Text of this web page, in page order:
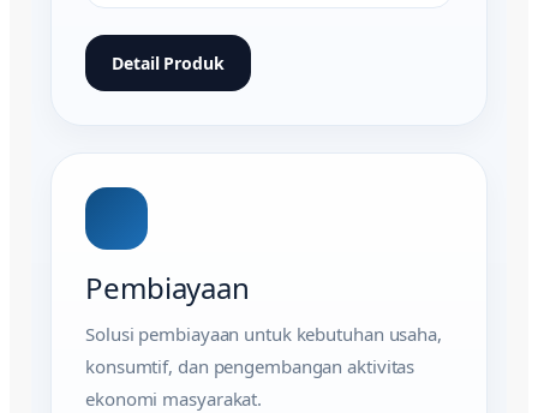
Detail Produk
Pembiayaan
Solusi pembiayaan untuk kebutuhan usaha,
konsumtif, dan pengembangan aktivitas
ekonomi masyarakat.